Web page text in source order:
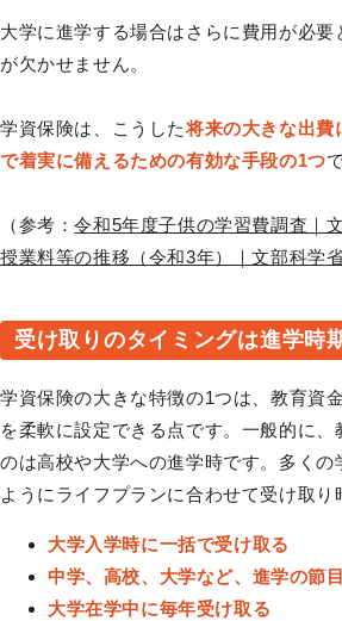
大学に進学する場合はさらに費用が必要
が欠かせません。
学資保険は、こうした将来の大きな出費
で着実に備えるための有効な手段の1つ
（参考：令和5年度子供の学習費調査｜
授業料等の推移（令和3年）｜文部科学
受け取りのタイミングは進学時
学資保険の大きな特徴の1つは、教育資
を柔軟に設定できる点です。一般的に、
のは高校や大学への進学時です。多くの
ようにライフプランに合わせて受け取り
大学入学時に一括で受け取る
中学、高校、大学など、進学の節
大学在学中に毎年受け取る